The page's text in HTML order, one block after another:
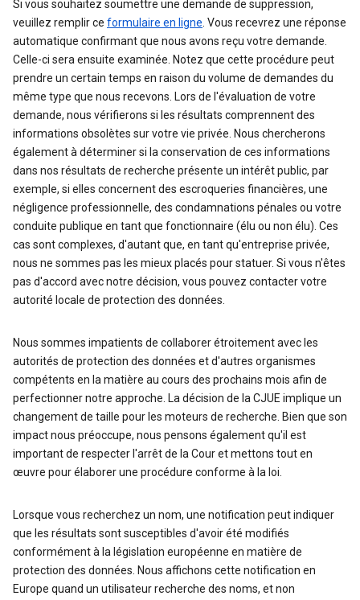
Si vous souhaitez soumettre une demande de suppression,
veuillez remplir ce formulaire en ligne . Vous recevrez une réponse
automatique confirmant que nous avons reçu votre demande.
Celle-ci sera ensuite examinée. Notez que cette procédure peut
prendre un certain temps en raison du volume de demandes du
même type que nous recevons. Lors de l'évaluation de votre
demande, nous vérifierons si les résultats comprennent des
informations obsolètes sur votre vie privée. Nous chercherons
également à déterminer si la conservation de ces informations
dans nos résultats de recherche présente un intérêt public, par
exemple, si elles concernent des escroqueries financières, une
négligence professionnelle, des condamnations pénales ou votre
conduite publique en tant que fonctionnaire (élu ou non élu). Ces
cas sont complexes, d'autant que, en tant qu'entreprise privée,
nous ne sommes pas les mieux placés pour statuer. Si vous n'êtes
pas d'accord avec notre décision, vous pouvez contacter votre
autorité locale de protection des données.
Nous sommes impatients de collaborer étroitement avec les
autorités de protection des données et d'autres organismes
compétents en la matière au cours des prochains mois afin de
perfectionner notre approche. La décision de la CJUE implique un
changement de taille pour les moteurs de recherche. Bien que son
impact nous préoccupe, nous pensons également qu'il est
important de respecter l'arrêt de la Cour et mettons tout en
œuvre pour élaborer une procédure conforme à la loi.
Lorsque vous recherchez un nom, une notification peut indiquer
que les résultats sont susceptibles d'avoir été modifiés
conformément à la législation européenne en matière de
protection des données. Nous affichons cette notification en
Europe quand un utilisateur recherche des noms, et non